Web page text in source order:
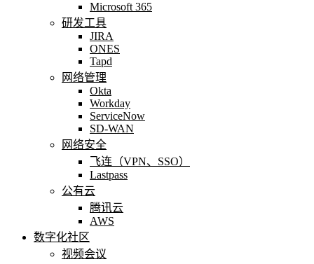
Microsoft 365
研发工具
JIRA
ONES
Tapd
网络管理
Okta
Workday
ServiceNow
SD-WAN
网络安全
飞连（VPN、SSO）
Lastpass
公有云
腾讯云
AWS
数字化社区
视频会议